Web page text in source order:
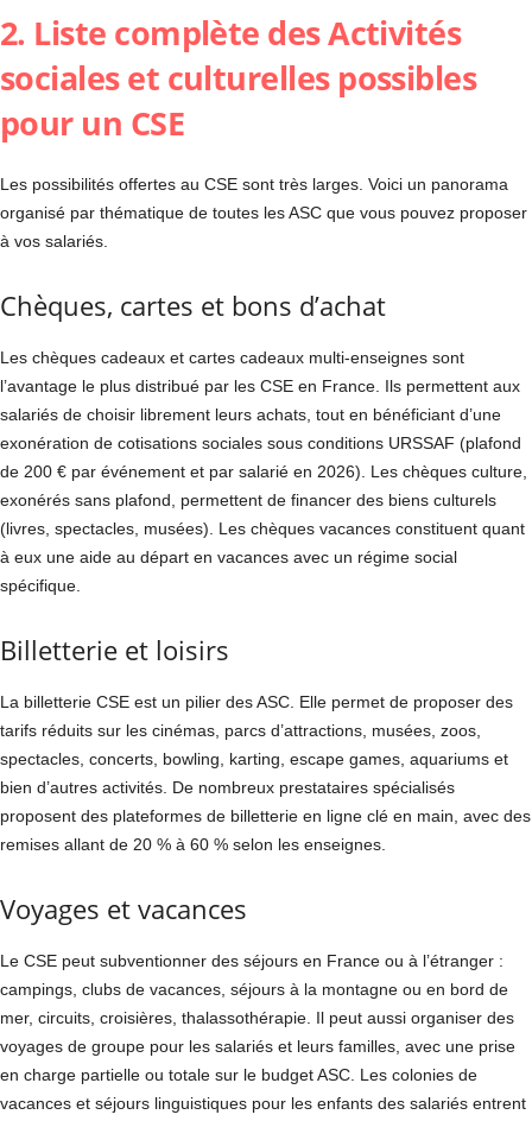
2. Liste complète des Activités
sociales et culturelles possibles
pour un CSE
Les possibilités offertes au CSE sont très larges. Voici un panorama
organisé par thématique de toutes les ASC que vous pouvez proposer
à vos salariés.
Chèques, cartes et bons d’achat
Les chèques cadeaux et cartes cadeaux multi-enseignes sont
l’avantage le plus distribué par les CSE en France. Ils permettent aux
salariés de choisir librement leurs achats, tout en bénéficiant d’une
exonération de cotisations sociales sous conditions URSSAF (plafond
de 200 € par événement et par salarié en 2026). Les chèques culture,
exonérés sans plafond, permettent de financer des biens culturels
(livres, spectacles, musées). Les chèques vacances constituent quant
à eux une aide au départ en vacances avec un régime social
spécifique.
Billetterie et loisirs
La billetterie CSE est un pilier des ASC. Elle permet de proposer des
tarifs réduits sur les cinémas, parcs d’attractions, musées, zoos,
spectacles, concerts, bowling, karting, escape games, aquariums et
bien d’autres activités. De nombreux prestataires spécialisés
proposent des plateformes de billetterie en ligne clé en main, avec des
remises allant de 20 % à 60 % selon les enseignes.
Voyages et vacances
Le CSE peut subventionner des séjours en France ou à l’étranger :
campings, clubs de vacances, séjours à la montagne ou en bord de
mer, circuits, croisières, thalassothérapie. Il peut aussi organiser des
voyages de groupe pour les salariés et leurs familles, avec une prise
en charge partielle ou totale sur le budget ASC. Les colonies de
vacances et séjours linguistiques pour les enfants des salariés entrent